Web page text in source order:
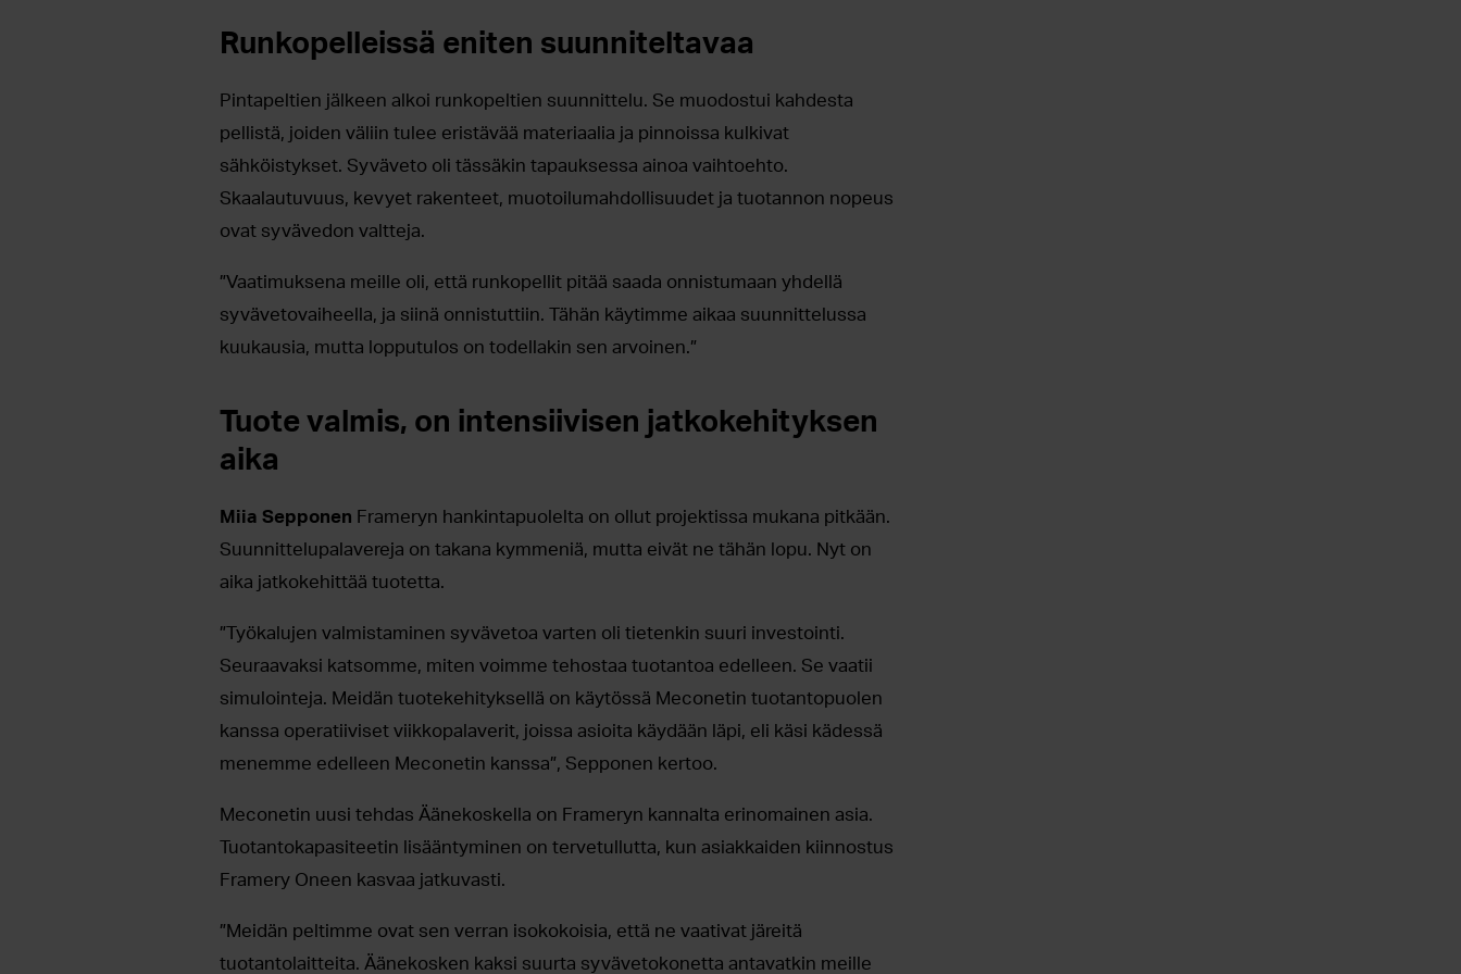
Runkopelleissä eniten suunniteltavaa
Pintapeltien jälkeen alkoi runkopeltien suunnittelu. Se muodostui kahdesta
pellistä, joiden väliin tulee eristävää materiaalia ja pinnoissa kulkivat
sähköistykset. Syväveto oli tässäkin tapauksessa ainoa vaihtoehto.
Skaalautuvuus, kevyet rakenteet, muotoilumahdollisuudet ja tuotannon nopeus
ovat syvävedon valtteja.
”Vaatimuksena meille oli, että runkopellit pitää saada onnistumaan yhdellä
syvävetovaiheella, ja siinä onnistuttiin. Tähän käytimme aikaa suunnittelussa
kuukausia, mutta lopputulos on todellakin sen arvoinen.”
Tuote valmis, on intensiivisen jatkokehityksen
aika
Miia Sepponen Frameryn hankintapuolelta on ollut projektissa mukana pitkään.
Suunnittelupalavereja on takana kymmeniä, mutta eivät ne tähän lopu. Nyt on
aika jatkokehittää tuotetta.
”Työkalujen valmistaminen syvävetoa varten oli tietenkin suuri investointi.
Seuraavaksi katsomme, miten voimme tehostaa tuotantoa edelleen. Se vaatii
simulointeja. Meidän tuotekehityksellä on käytössä Meconetin tuotantopuolen
kanssa operatiiviset viikkopalaverit, joissa asioita käydään läpi, eli käsi kädessä
menemme edelleen Meconetin kanssa”, Sepponen kertoo.
Meconetin uusi tehdas Äänekoskella on Frameryn kannalta erinomainen asia.
Tuotantokapasiteetin lisääntyminen on tervetullutta, kun asiakkaiden kiinnostus
Framery Oneen kasvaa jatkuvasti.
”Meidän peltimme ovat sen verran isokokoisia, että ne vaativat järeitä
tuotantolaitteita. Äänekosken kaksi suurta syvävetokonetta antavatkin meille